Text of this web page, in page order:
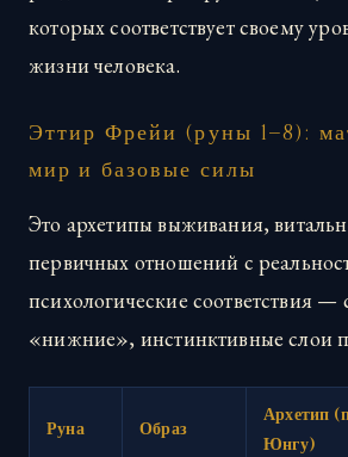
которых соответствует своему
жизни человека.
Эттир Фрейи (руны 1–8):
мир и базовые силы
Это архетипы выживания,
первичных отношений с
психологические соответствия —
«нижние», инстинктивные слои
Руна Образ
Архетип
Юнгу)